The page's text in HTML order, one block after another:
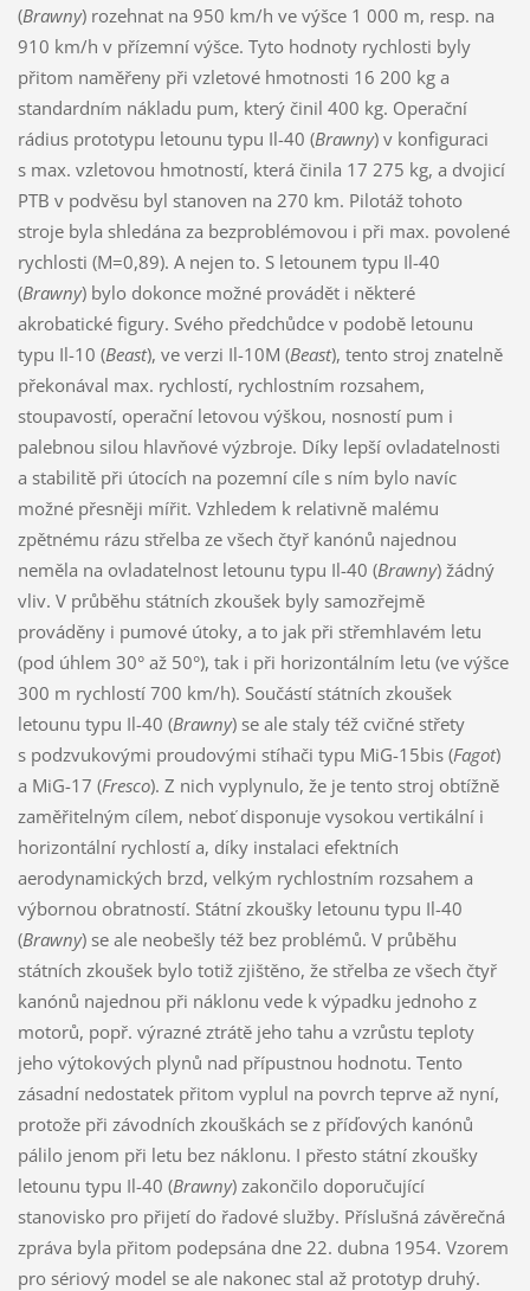
(Brawny) rozehnat na 950 km/h ve výšce 1 000 m, resp. na
910 km/h v přízemní výšce. Tyto hodnoty rychlosti byly
přitom naměřeny při vzletové hmotnosti 16 200 kg a
standardním nákladu pum, který činil 400 kg. Operační
rádius prototypu letounu typu Il-40 (Brawny) v konfiguraci
s max. vzletovou hmotností, která činila 17 275 kg, a dvojicí
PTB v podvěsu byl stanoven na 270 km. Pilotáž tohoto
stroje byla shledána za bezproblémovou i při max. povolené
rychlosti (M=0,89). A nejen to. S letounem typu Il-40
(Brawny) bylo dokonce možné provádět i některé
akrobatické figury. Svého předchůdce v podobě letounu
typu Il-10 (Beast), ve verzi Il-10M (Beast), tento stroj znatelně
překonával max. rychlostí, rychlostním rozsahem,
stoupavostí, operační letovou výškou, nosností pum i
palebnou silou hlavňové výzbroje. Díky lepší ovladatelnosti
a stabilitě při útocích na pozemní cíle s ním bylo navíc
možné přesněji mířit. Vzhledem k relativně malému
zpětnému rázu střelba ze všech čtyř kanónů najednou
neměla na ovladatelnost letounu typu Il-40 (Brawny) žádný
vliv. V průběhu státních zkoušek byly samozřejmě
prováděny i pumové útoky, a to jak při střemhlavém letu
(pod úhlem 30° až 50°), tak i při horizontálním letu (ve výšce
300 m rychlostí 700 km/h). Součástí státních zkoušek
letounu typu Il-40 (Brawny) se ale staly též cvičné střety
s podzvukovými proudovými stíhači typu MiG-15bis (Fagot)
a MiG-17 (Fresco). Z nich vyplynulo, že je tento stroj obtížně
zaměřitelným cílem, neboť disponuje vysokou vertikální i
horizontální rychlostí a, díky instalaci efektních
aerodynamických brzd, velkým rychlostním rozsahem a
výbornou obratností. Státní zkoušky letounu typu Il-40
(Brawny) se ale neobešly též bez problémů. V průběhu
státních zkoušek bylo totiž zjištěno, že střelba ze všech čtyř
kanónů najednou při náklonu vede k výpadku jednoho z
motorů, popř. výrazné ztrátě jeho tahu a vzrůstu teploty
jeho výtokových plynů nad přípustnou hodnotu. Tento
zásadní nedostatek přitom vyplul na povrch teprve až nyní,
protože při závodních zkouškách se z příďových kanónů
pálilo jenom při letu bez náklonu. I přesto státní zkoušky
letounu typu Il-40 (Brawny) zakončilo doporučující
stanovisko pro přijetí do řadové služby. Příslušná závěrečná
zpráva byla přitom podepsána dne 22. dubna 1954. Vzorem
pro sériový model se ale nakonec stal až prototyp druhý.